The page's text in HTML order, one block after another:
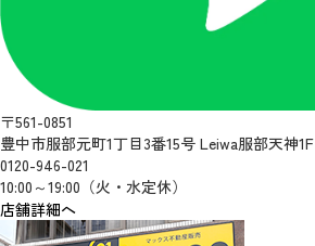
〒561-0851
豊中市服部元町1丁目3番15号 Leiwa服部天神1F
0120-946-021
10:00～19:00（火・水定休）
店舗詳細へ